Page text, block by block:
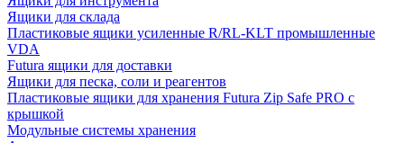
Ящики для склада
Пластиковые ящики усиленные R/RL-KLT промышленные
VDA
Futura ящики для доставки
Ящики для песка, соли и реагентов
Пластиковые ящики для хранения Futura Zip Safe PRO с
крышкой
Модульные системы хранения